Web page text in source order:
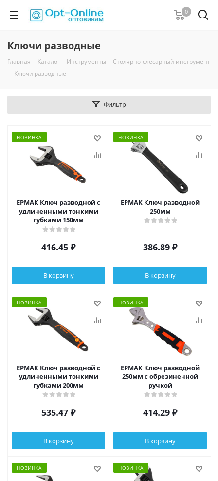
0
Ключи разводные
Главная - Каталог - Инструменты - Столярно-слесарный инструмент
- Ключи разводные
Фильтр
НОВИНКА
ЕРМАК Ключ разводной с
удлиненными тонкими
губками 150мм
416.45 ₽
В корзину
НОВИНКА
ЕРМАК Ключ разводной
250мм
386.89 ₽
В корзину
НОВИНКА
ЕРМАК Ключ разводной с
удлиненными тонкими
губками 200мм
535.47 ₽
В корзину
НОВИНКА
ЕРМАК Ключ разводной
250мм с обрезиненной
ручкой
414.29 ₽
В корзину
НОВИНКА НОВИНКА